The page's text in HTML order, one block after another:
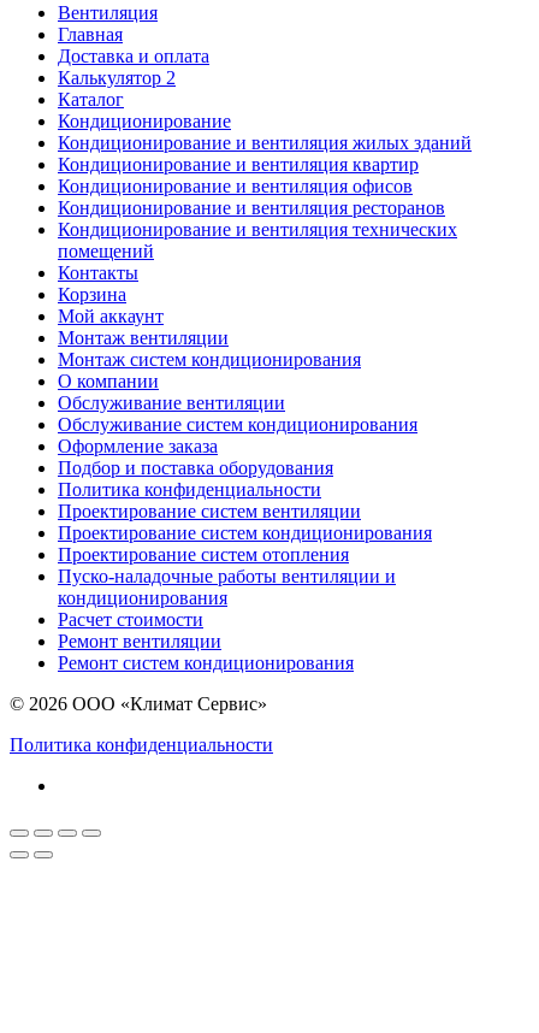
Вентиляция
Главная
Доставка и оплата
Калькулятор 2
Каталог
Кондиционирование
Кондиционирование и вентиляция жилых зданий
Кондиционирование и вентиляция квартир
Кондиционирование и вентиляция офисов
Кондиционирование и вентиляция ресторанов
Кондиционирование и вентиляция технических
помещений
Контакты
Корзина
Мой аккаунт
Монтаж вентиляции
Монтаж систем кондиционирования
О компании
Обслуживание вентиляции
Обслуживание систем кондиционирования
Оформление заказа
Подбор и поставка оборудования
Политика конфиденциальности
Проектирование систем вентиляции
Проектирование систем кондиционирования
Проектирование систем отопления
Пуско-наладочные работы вентиляции и
кондиционирования
Расчет стоимости
Ремонт вентиляции
Ремонт систем кондиционирования
© 2026 ООО «Климат Сервис»
Политика конфиденциальности